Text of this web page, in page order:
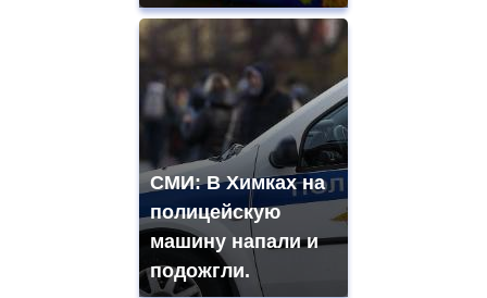
СМИ: В Химках на
полицейскую
машину напали и
подожгли.